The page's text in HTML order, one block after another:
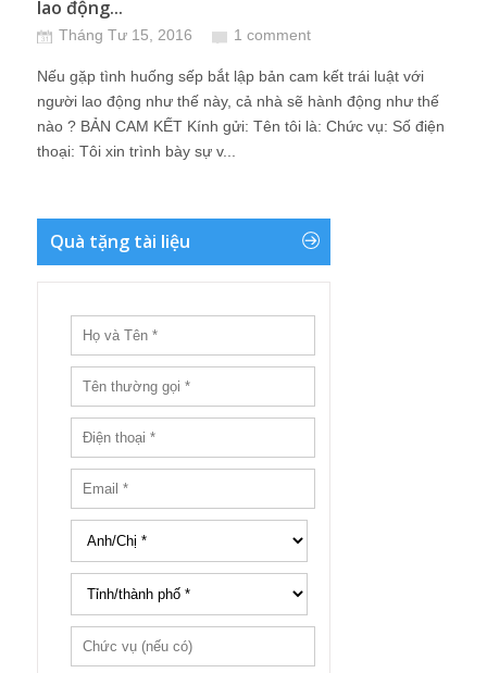
lao động...
Tháng Tư 15, 2016 1 comment
Nếu gặp tình huống sếp bắt lập bản cam kết trái luật với
người lao động như thế này, cả nhà sẽ hành động như thế
nào ? BẢN CAM KẾT Kính gửi: Tên tôi là: Chức vụ: Số điện
thoại: Tôi xin trình bày sự v...
Quà tặng tài liệu